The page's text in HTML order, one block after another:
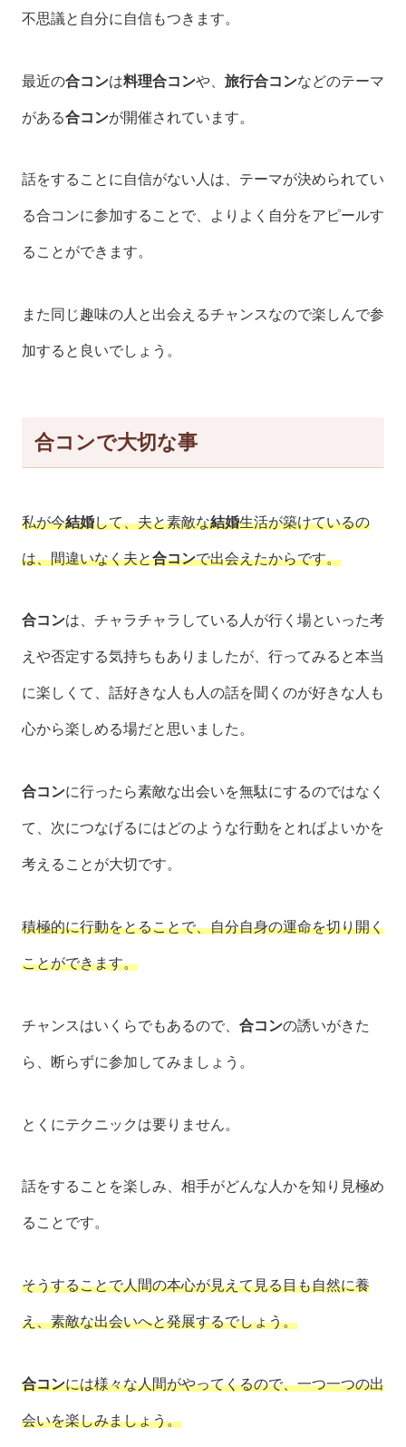
不思議と自分に自信もつきます。
最近の合コンは料理合コンや、 旅行合コンなどのテーマ
がある合コンが開催されています。
話をすることに自信がない人は、テーマが決められてい
る合コンに参加することで、よりよく自分をアピールす
ることができます。
また同じ趣味の人と出会えるチャンスなので楽しんで参
加すると良いでしょう。
合コンで大切な事
私が今結婚して、夫と素敵な結婚生活が築けているの
は、間違いなく夫と合コンで出会えたからです。
合コンは、チャラチャラしている人が行く場といった考
えや否定する気持ちもありましたが、行ってみると本当
に楽しくて、話好きな人も人の話を聞くのが好きな人も
心から楽しめる場だと思いました。
合コンに行ったら素敵な出会いを無駄にするのではなく
て、次につなげるにはどのような行動をとればよいかを
考えることが大切です。
積極的に行動をとることで、自分自身の運命を切り開く
ことができます。
チャンスはいくらでもあるので、 合コンの誘いがきた
ら、断らずに参加してみましょう。
とくにテクニックは要りません。
話をすることを楽しみ、相手がどんな人かを知り見極め
ることです。
そうすることで人間の本心が見えて見る目も自然に養
え、素敵な出会いへと発展するでしょう。
合コンには様々な人間がやってくるので、一つ一つの出
会いを楽しみましょう。